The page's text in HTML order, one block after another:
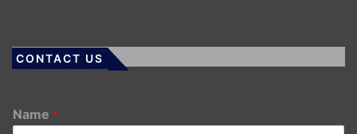
CONTACT US
Name *